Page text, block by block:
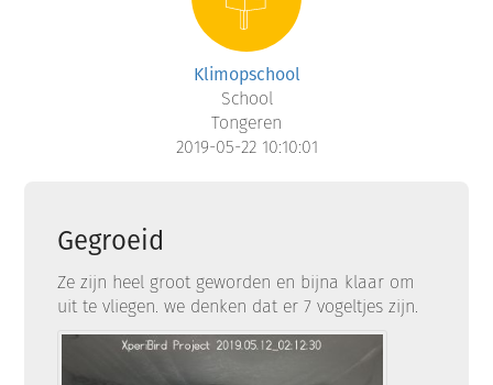
Klimopschool
School
Tongeren
2019-05-22 10:10:01
Gegroeid
Ze zijn heel groot geworden en bijna klaar om
uit te vliegen. we denken dat er 7 vogeltjes zijn.